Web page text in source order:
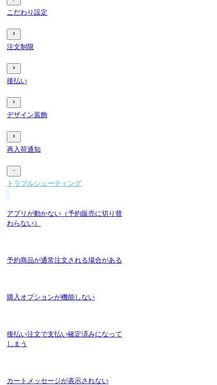
こだわり設定
注文制限
後払い
デザイン装飾
再入荷通知
トラブルシューティング
アプリが動かない（予約販売に切り替
わらない）
予約商品が通常注文される場合がある
購入オプションが機能しない
後払い注文で支払い確定済みになって
しまう
カートメッセージが表示されない